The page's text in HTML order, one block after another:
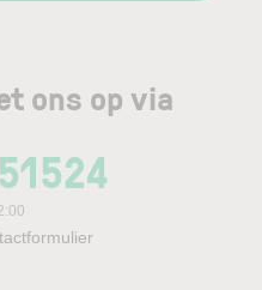
ons op via